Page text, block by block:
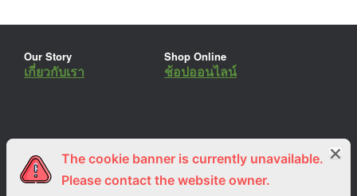
Our Story
เกี่ยวกับเรา
Shop Online
ช้อปออนไลน์
ร่วมงานกับเรา
สมัครงาน
Lemon Farm Cafe
ร้านอาหารอินทรีย์
The cookie banner is currently unavailable.
Please contact the website owner.